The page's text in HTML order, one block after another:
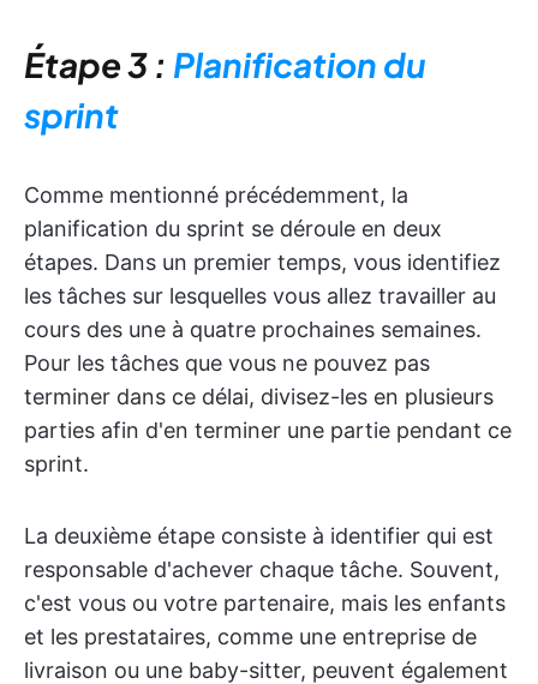
Étape 3 : Planification du
sprint
Comme mentionné précédemment, la
planification du sprint se déroule en deux
étapes. Dans un premier temps, vous identifiez
les tâches sur lesquelles vous allez travailler au
cours des une à quatre prochaines semaines.
Pour les tâches que vous ne pouvez pas
terminer dans ce délai, divisez-les en plusieurs
parties afin d'en terminer une partie pendant ce
sprint.
La deuxième étape consiste à identifier qui est
responsable d'achever chaque tâche. Souvent,
c'est vous ou votre partenaire, mais les enfants
et les prestataires, comme une entreprise de
livraison ou une baby-sitter, peuvent également